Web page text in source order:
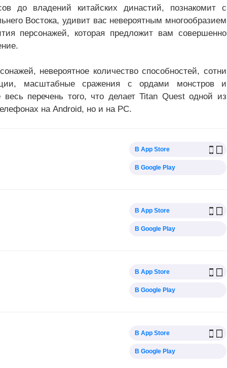
до владений китайских династий, познакомит с
Востока, удивит вас невероятным многообразием
персонажей, которая предложит вам совершенно
невероятное количество способностей, сотни
масштабные сражения с ордами монстров и
перечень того, что делает Titan Quest одной из
на Android, но и на PC.
В App Store
В Google Play
В App Store
В Google Play
В App Store
В Google Play
В App Store
В Google Play